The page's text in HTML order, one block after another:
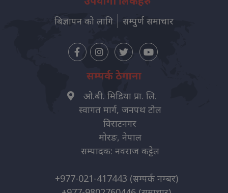
बिज्ञापन को लागि सम्पुर्ण समाचार
सम्पर्क ठेगाना
ओ.बी. मिडिया प्रा. लि.
स्वागत मार्ग, जनपथ टोल
विराटनगर
मोरङ, नेपाल
सम्पादक: नवराज कट्टेल
+977-021-417443 (सम्पर्क नम्बर)